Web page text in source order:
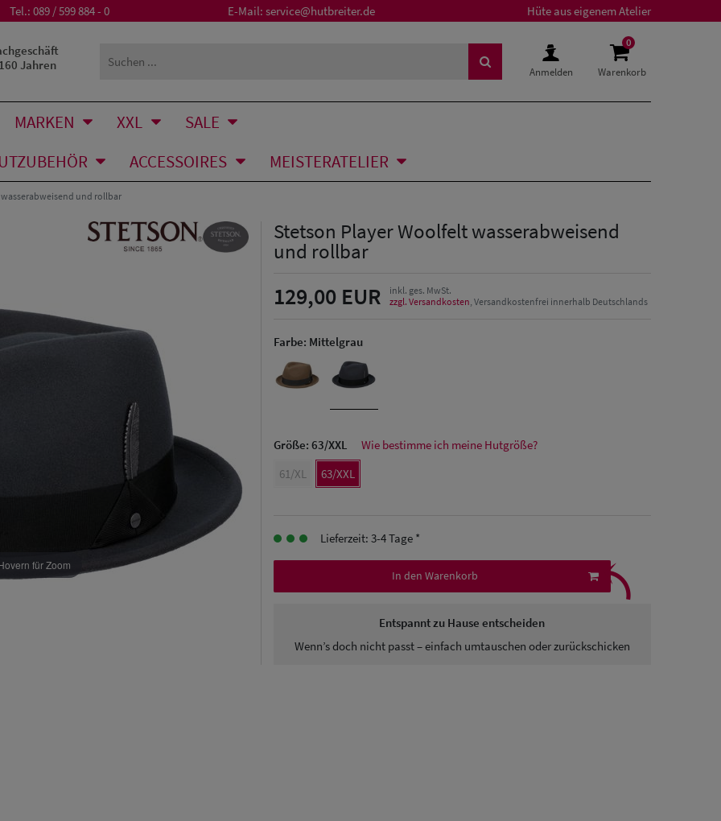
Tel.: 089 / 599 884 - 0 E-Mail: service@hutbreiter.de Hüte aus eigenem Atelier
Jahren
Anmelden
0
Warenkorb
MARKEN XXL
SALE
ACCESSOIRES MEISTERATELIER
und rollbar
für Zoom
Stetson Player Woolfelt wasserabweisend
und rollbar
129,00 EUR
inkl. ges. MwSt.
zzgl. Versandkosten, Versandkostenfrei innerhalb Deutschlands
Farbe: Mittelgrau
Größe: 63/XXL
Wie bestimme ich meine Hutgröße?
61/XL
63/XXL
Lieferzeit: 3-4 Tage *
In den Warenkorb
Entspannt zu Hause entscheiden
Wenn’s doch nicht passt – einfach umtauschen oder zurückschicken
⤹